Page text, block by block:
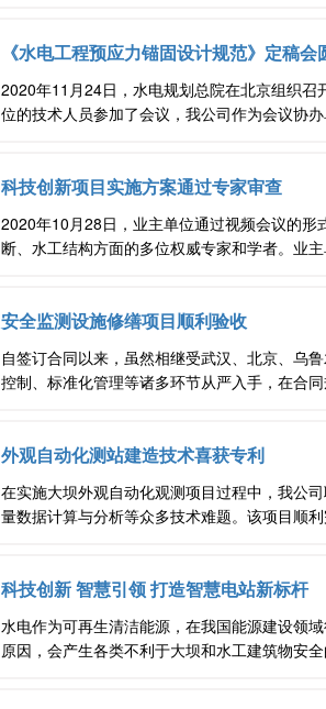
《水电工程预应力锚固设计规范》定稿会
2020年11月24日，水电规划总院在北京组织
位的技术人员参加了会议，我公司作为会议协
科技创新项目实施方案通过专家审查
2020年10月28日，业主单位通过视频会议的
断、水工结构方面的多位权威专家和学者。业
安全监测设施修缮项目顺利验收
自签订合同以来，虽然相继受武汉、北京、乌
控制、标准化管理等诸多环节从严入手，在合
外观自动化测站建造技术喜获专利
在实施大坝外观自动化观测项目过程中，我公
量数据计算与分析等众多技术难题。该项目顺
科技创新 智慧引领 打造智慧电站新标杆
水电作为可再生清洁能源，在我国能源建设领
原因，会产生各类不利于大坝和水工建筑物安